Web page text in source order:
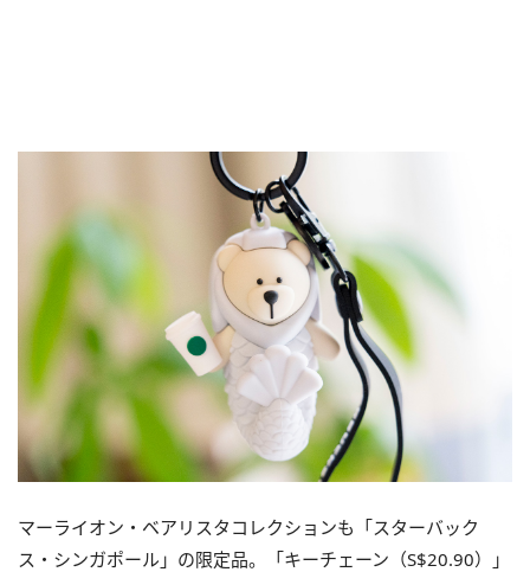
マーライオン・ベアリスタコレクションも「スターバック
ス・シンガポール」の限定品。「キーチェーン（S$20.90）」